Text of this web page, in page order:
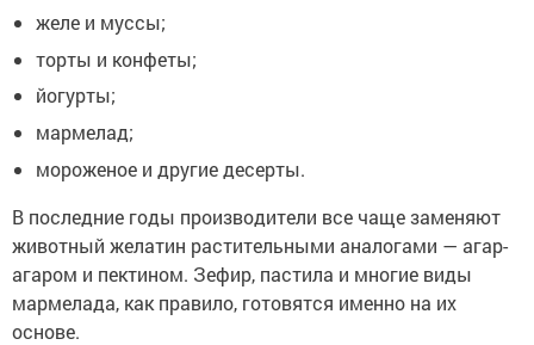
желе и муссы;
торты и конфеты;
йогурты;
мармелад;
мороженое и другие десерты.
В последние годы производители все чаще заменяют
животный желатин растительными аналогами — агар-
агаром и пектином. Зефир, пастила и многие виды
мармелада, как правило, готовятся именно на их
основе.